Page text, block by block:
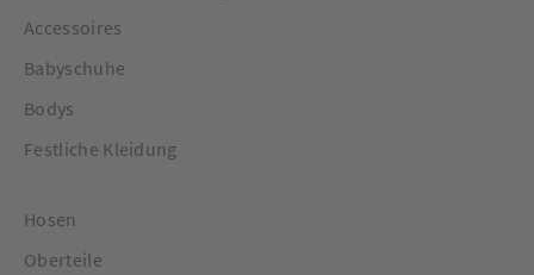
Accessoires
Babyschuhe
Bodys
Festliche Kleidung
Hosen
Oberteile